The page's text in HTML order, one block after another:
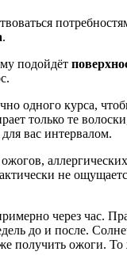
.
подойдёт
одного курса,
только те
вас интервалом.
не
через час.
до и после.
получить ожоги. То